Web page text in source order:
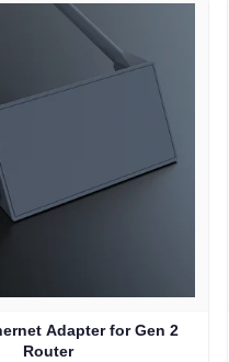
Adapter for Gen 2
Router